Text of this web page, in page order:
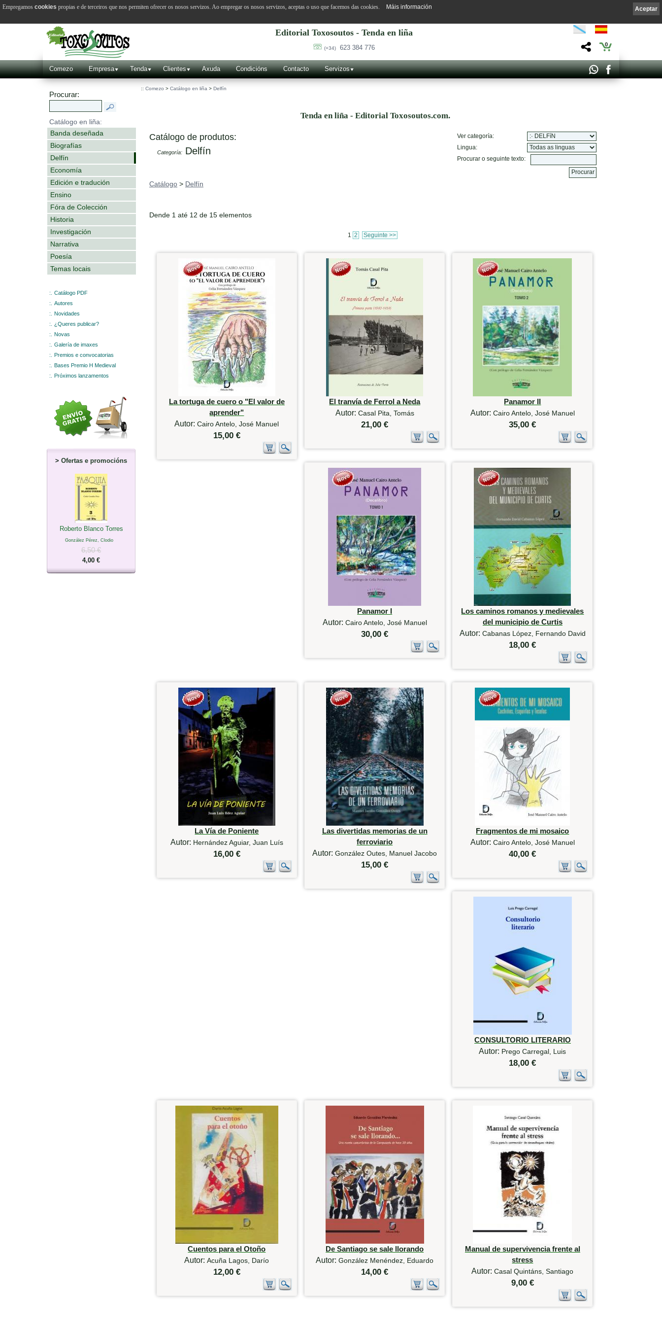
Editorial Toxosoutos - Tenda en liña
(+34) 623 384 776 0
Comezo Empresa Tenda Clientes Axuda Condicións Contacto Servizos
Procurar:
Catálogo en liña:
Banda deseñada
Biografías
Delfín
Economía
Edición e tradución
Ensino
Fóra de Colección
Historia
Investigación
Narrativa
Poesía
Temas locais
:.
Catálogo PDF
:.
Autores
:.
Novidades
:.
¿Queres publicar?
:.
Novas
:.
Galería de imaxes
:.
Premios e convocatorias
:.
Bases Premio H Medieval
:.
Próximos lanzamentos
> Ofertas e promocións
Roberto Blanco Torres
González Pérez, Clodio
6,50 €
4,00 €
:: Comezo > Catálogo en liña > Delfín
Tenda en liña - Editorial Toxosoutos.com.
Catálogo de produtos:
Categoría: Delfín
Ver categoría:
Lingua:
Procurar o seguinte texto:
Catálogo > Delfín
Dende 1 até 12 de 15 elementos
1 2 Seguinte >>
La tortuga de cuero o "El valor de
aprender"
Autor:Cairo Antelo, José Manuel
15,00 €
El tranvía de Ferrol a Neda
Autor: Casal Pita, Tomás
21,00 €
Panamor II
Autor: Cairo Antelo, José Manuel
35,00 €
Panamor I
Autor: Cairo Antelo, José Manuel
30,00 €
Los caminos romanos y medievales
del municipio de Curtis
Autor: Cabanas López, Fernando David
18,00 €
La Vía de Poniente
Autor: Hernández Aguiar, Juan Luís
16,00 €
Las divertidas memorias de un
ferroviario
Autor:González Outes, Manuel Jacobo
15,00 €
Fragmentos de mi mosaico
Autor: Cairo Antelo, José Manuel
40,00 €
CONSULTORIO LITERARIO
Autor: Prego Carregal, Luis
18,00 €
Cuentos para el Otoño
Autor:Acuña Lagos, Darío
12,00 €
De Santiago se sale llorando
Autor:González Menéndez, Eduardo
14,00 €
Manual de supervivencia frente al
stress
Autor:Casal Quintáns, Santiago
9,00 €
Aceptar
Empregamos cookies propias e de terceiros que nos permiten ofrecer os nosos servizos. Ao empregar os nosos servizos, aceptas o uso que facemos das cookies. Máis información